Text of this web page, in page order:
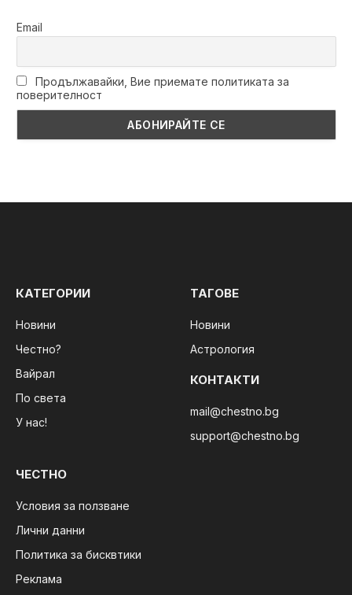
Email
Продължавайки, Вие приемате политиката за
поверителност
КАТЕГОРИИ
Новини
Честно?
Вайрал
По света
У нас!
ТАГОВЕ
Новини
Астрология
КОНТАКТИ
mail@chestno.bg
support@chestno.bg
ЧЕСТНО
Условия за ползване
Лични данни
Политика за бисквтики
Реклама